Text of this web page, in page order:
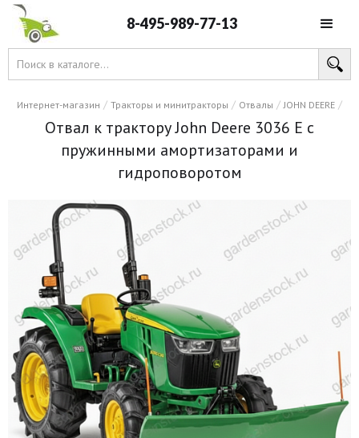
8-495-989-77-13
Интернет-магазин / Тракторы и минитракторы / Отвалы / JOHN DEERE /
Отвал к трактору John Deere 3036 E с
пружинными амортизаторами и
гидроповоротом